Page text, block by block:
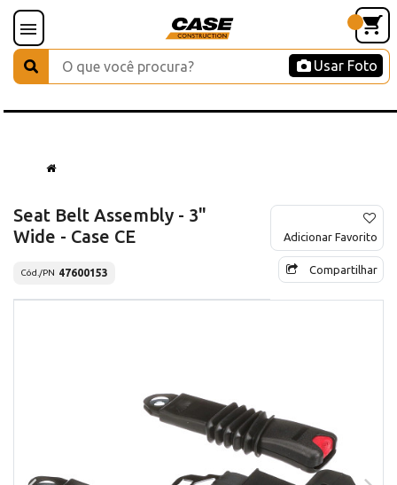
Usar Foto
Seat Belt Assembly - 3"
Wide - Case CE
Cód./PN 47600153
Adicionar Favorito
Compartilhar